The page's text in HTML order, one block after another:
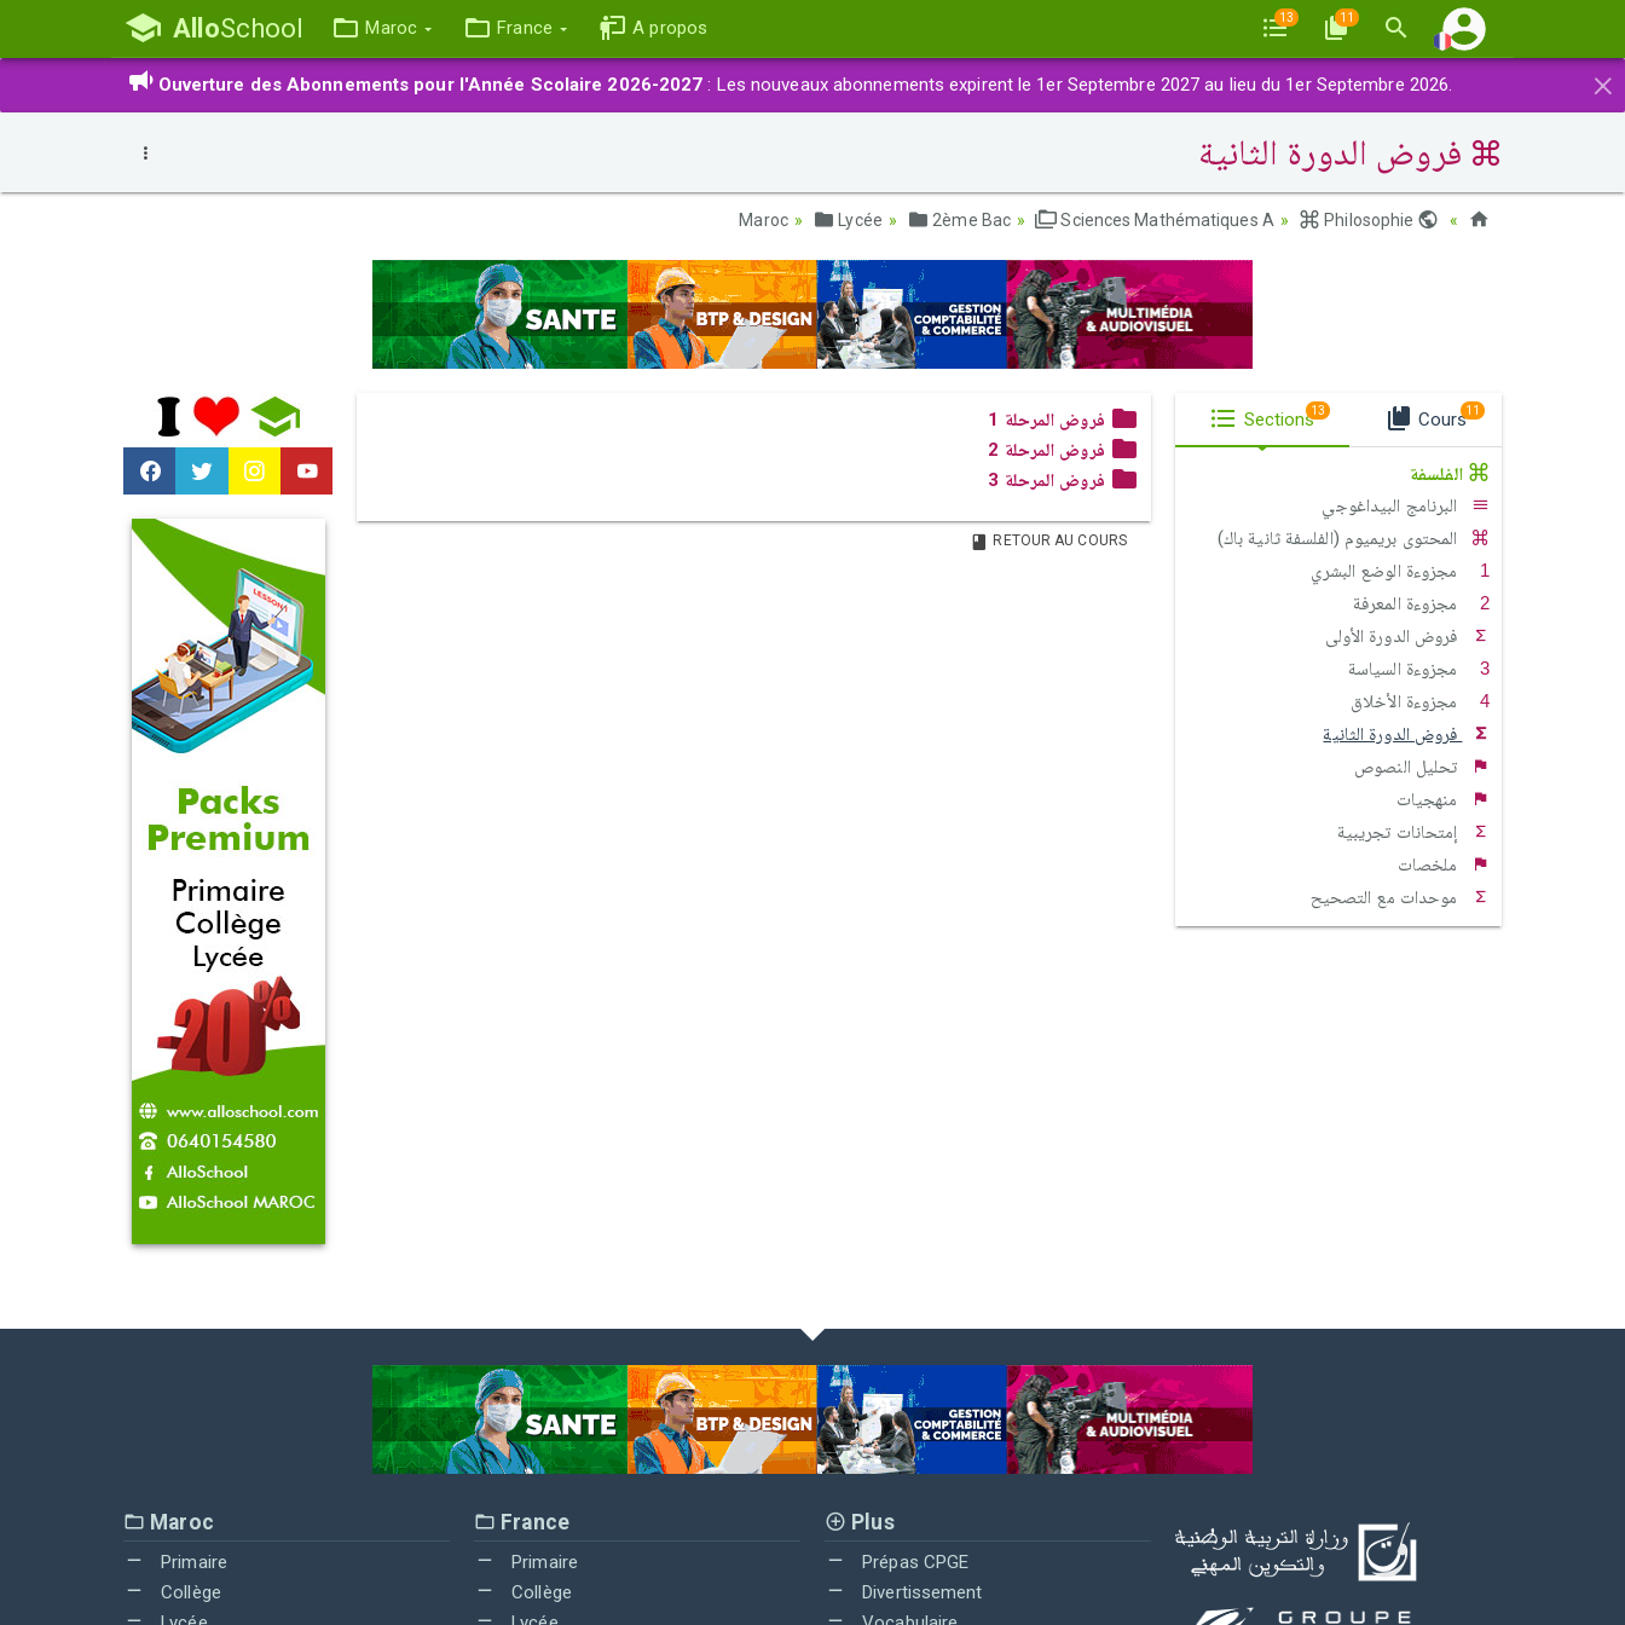
AlloSchool Maroc France A propos 13 11
×
Ouverture des Abonnements pour l'Année Scolaire 2026-2027 : Les nouveaux abonnements expirent le 1er Septembre 2027 au lieu du 1er Septembre 2026.
فروض الدورة الثانية
Lycée 2ème Bac Sciences Mathématiques A Philosophie
فروض المرحلة 1
فروض المرحلة 2
فروض المرحلة 3
RETOUR AU COURS
Sections13 Cours11
الفلسفة
البرنامج البيداغوجي
المحتوى بريميوم (الفلسفة ثانية باك)
مجزوءة الوضع البشري
مجزوءة المعرفة
فروض الدورة الأولى
مجزوءة السياسة
مجزوءة الأخلاق
فروض الدورة الثانية
تحليل النصوص
منهجيات
إمتحانات تجريبية
ملخصات
موحدات مع التصحيح
Maroc
Primaire
Collège
France
Primaire
Collège
Plus
Prépas CPGE
Divertissement